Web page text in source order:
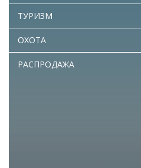
ТУРИЗМ
ОХОТА
РАСПРОДАЖА